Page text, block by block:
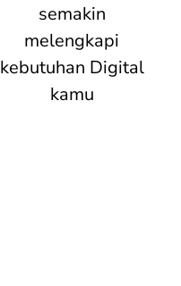
semakin
melengkapi
kebutuhan Digital
kamu